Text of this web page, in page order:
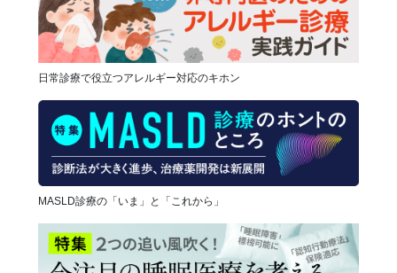
日常診療で役立つアレルギー対応のキホン
MASLD診療の「いま」と「これから」